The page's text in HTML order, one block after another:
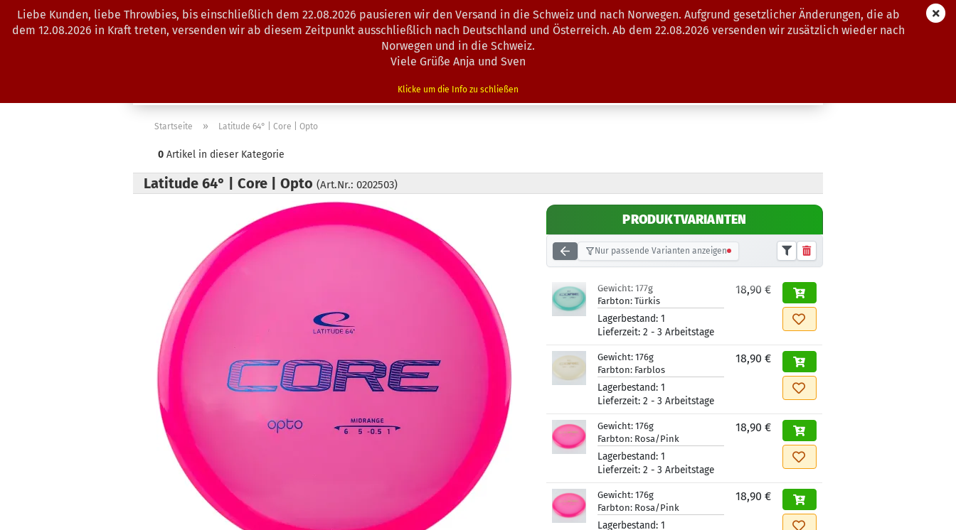
Suche...
Liebe Kunden, liebe Throwbies, bis einschließlich dem 22.08.2026 pausieren wir den Versand in die Schweiz und nach Norwegen. Aufgrund gesetzlicher Änderungen, die ab
dem 12.08.2026 in Kraft treten, versenden wir ab diesem Zeitpunkt ausschließlich nach Deutschland und Österreich. Ab dem 22.08.2026 versenden wir zusätzlich wieder nach
Norwegen und in die Schweiz.
Viele Grüße Anja und Sven
Klicke um die Info zu schließen
AUSRÜSTUNG ZUBEHÖR
Startseite » Latitude 64° | Core | Opto
0 Artikel in dieser Kategorie
Latitude 64° | Core | Opto (Art.Nr.: 0202503)
PRODUKTVARIANTEN
Nur passende Varianten anzeigen
Gewicht: 177g
Farbton: Türkis
Lagerbestand: 1
Lieferzeit: 2 - 3 Arbeitstage
18,90 €
Gewicht: 176g
Farbton: Farblos
Lagerbestand: 1
Lieferzeit: 2 - 3 Arbeitstage
18,90 €
Gewicht: 176g
Farbton: Rosa/Pink
Lagerbestand: 1
Lieferzeit: 2 - 3 Arbeitstage
18,90 €
Gewicht: 176g
Farbton: Rosa/Pink
Lagerbestand: 1
18,90 €